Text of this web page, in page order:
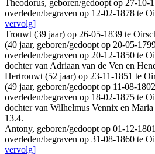
Theodorus, geboren/gedoopt op 27-10-
overleden/begraven op 12-02-1878 te
vervolg]
Trouwt (39 jaar) op 26-05-1839 te
(40 jaar, geboren/gedoopt op 20-05-
overleden/begraven op 20-12-1850 te
dochter van Adriaan van de Ven en
Hertrouwt (52 jaar) op 23-11-1851 te
(49 jaar, geboren/gedoopt op 11-08-
overleden/begraven op 18-02-1875 te
dochter van Wilhelmus Vennix en Maria
13.4.
Antony, geboren/gedoopt op 01-12-
overleden/begraven op 31-08-1860 te
vervolg]